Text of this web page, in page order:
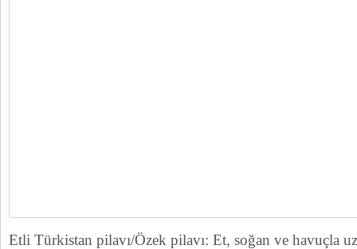
Etli Türkistan pilavı/Özek pilavı: Et, soğan ve havuçla